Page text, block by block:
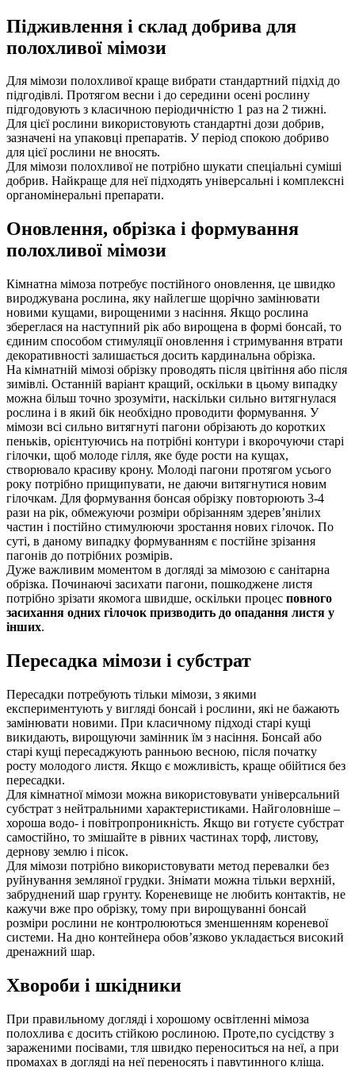
Підживлення і склад добрива для
полохливої мімози
Для мімози полохливої краще вибрати стандартний підхід до
підгодівлі. Протягом весни і до середини осені рослину
підгодовують з класичною періодичністю 1 раз на 2 тижні.
Для цієї рослини використовують стандартні дози добрив,
зазначені на упаковці препаратів. У період спокою добриво
для цієї рослини не вносять.
Для мімози полохливої не потрібно шукати спеціальні суміші
добрив. Найкраще для неї підходять універсальні і комплексні
органомінеральні препарати.
Оновлення, обрізка і формування
полохливої мімози
Кімнатна мімоза потребує постійного оновлення, це швидко
вироджувана рослина, яку найлегше щорічно замінювати
новими кущами, вирощеними з насіння. Якщо рослина
збереглася на наступний рік або вирощена в формі бонсай, то
єдиним способом стимуляції оновлення і стримування втрати
декоративності залишається досить кардинальна обрізка.
На кімнатній мімозі обрізку проводять після цвітіння або після
зимівлі. Останній варіант кращий, оскільки в цьому випадку
можна більш точно зрозуміти, наскільки сильно витягнулася
рослина і в який бік необхідно проводити формування. У
мімози всі сильно витягнуті пагони обрізають до коротких
пеньків, орієнтуючись на потрібні контури і вкорочуючи старі
гілочки, щоб молоде гілля, яке буде рости на кущах,
створювало красиву крону. Молоді пагони протягом усього
року потрібно прищипувати, не даючи витягнутися новим
гілочкам. Для формування бонсая обрізку повторюють 3-4
рази на рік, обмежуючи розміри обрізанням здерев’янілих
частин і постійно стимулюючи зростання нових гілочок. По
суті, в даному випадку формуванням є постійне зрізання
пагонів до потрібних розмірів.
Дуже важливим моментом в догляді за мімозою є санітарна
обрізка. Починаючі засихати пагони, пошкоджене листя
потрібно зрізати якомога швидше, оскільки процес повного
засихання одних гілочок призводить до опадання листя у
інших.
Пересадка мімози і субстрат
Пересадки потребують тільки мімози, з якими
експериментують у вигляді бонсай і рослини, які не бажають
замінювати новими. При класичному підході старі кущі
викидають, вирощуючи замінник їм з насіння. Бонсай або
старі кущі пересаджують ранньою весною, після початку
росту молодого листя. Якщо є можливість, краще обійтися без
пересадки.
Для кімнатної мімози можна використовувати універсальний
субстрат з нейтральними характеристиками. Найголовніше –
хороша водо- і повітропроникність. Якщо ви готуєте субстрат
самостійно, то змішайте в рівних частинах торф, листову,
дернову землю і пісок.
Для мімози потрібно використовувати метод перевалки без
руйнування земляної грудки. Знімати можна тільки верхній,
забруднений шар грунту. Кореневище не любить контактів, не
кажучи вже про обрізку, тому при вирощуванні бонсай
розміри рослини не контролюються зменшенням кореневої
системи. На дно контейнера обов’язково укладається високий
дренажний шар.
Хвороби і шкідники
При правильному догляді і хорошому освітленні мімоза
полохлива є досить стійкою рослиною. Проте,по сусідству з
зараженими посівами, тля швидко переноситься на неї, а при
промахах в догляді на неї переносять і павутинного кліща.